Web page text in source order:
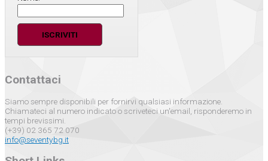
Contattaci
Siamo sempre disponibili per fornirvi qualsiasi informazione.
Chiamateci al numero indicato o scriveteci un'email, risponderemo in
tempi brevissimi.
(+39) 02 365 72 070
info@seventybg.it